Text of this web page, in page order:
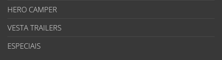
HERO CAMPER
VESTA TRAILERS
ESPECIAIS